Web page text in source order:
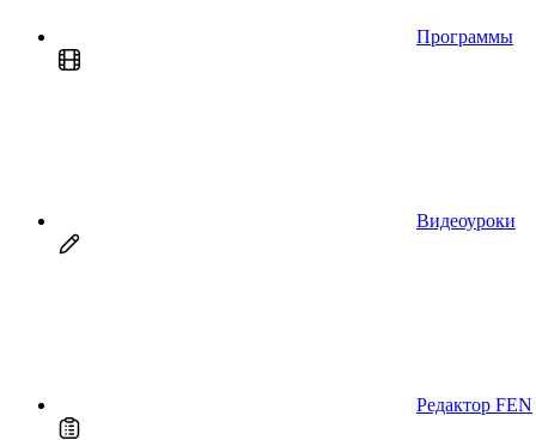
Программы
Видеоуроки
Редактор FEN